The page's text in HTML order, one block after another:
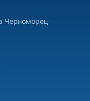
Черноморец